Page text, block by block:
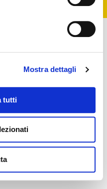
Mostra dettagli
tutti
CCCFNC66P18H294J